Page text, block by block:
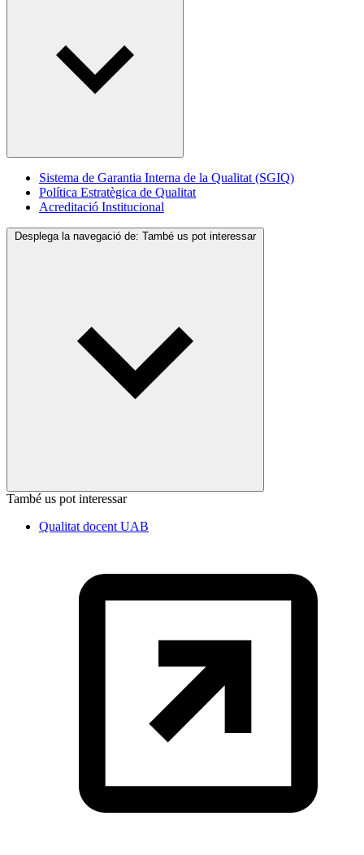
Sistema de Garantia Interna de la Qualitat (SGIQ)
Política Estratègica de Qualitat
Acreditació Institucional
Desplega la navegació de: També us pot interessar
També us pot interessar
Qualitat docent UAB